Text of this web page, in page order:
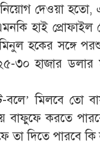
দেওয়া হতো,
হাই প্রোফাইল
হকের সঙ্গে
৩০ হাজার ডলার
বলে’ মিলবে তো
বাফুফে করতে
দিতে পারবে কি